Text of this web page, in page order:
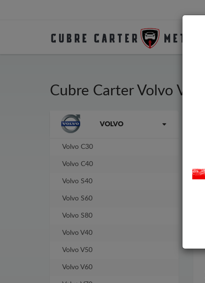
Cubre Carter Volvo V90
La marca VOLVO
Volvo C30
Volvo C40
Volvo S40
Volvo S60
Volvo S80
Volvo V40
Volvo V50
Volvo V60